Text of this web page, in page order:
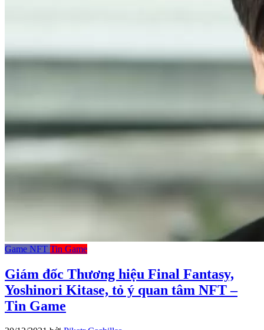
Game NFT Tin Game
Giám đốc Thương hiệu Final Fantasy,
Yoshinori Kitase, tỏ ý quan tâm NFT –
Tin Game